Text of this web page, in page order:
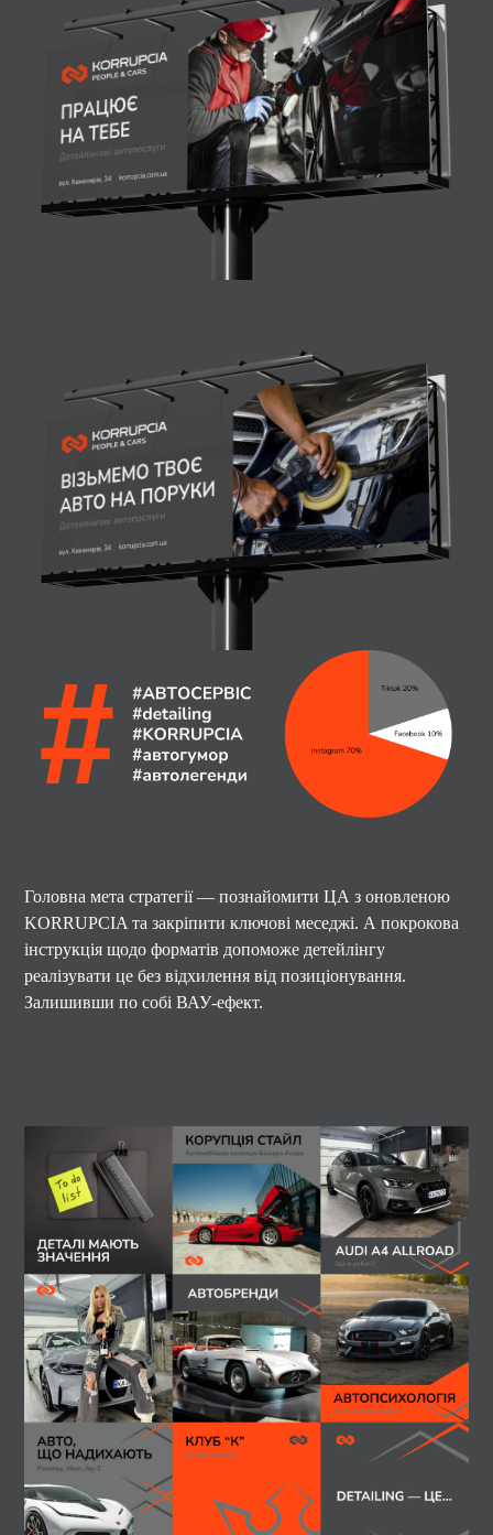
Головна мета стратегії — познайомити ЦА з оновленою
KORRUPCIA та закріпити ключові меседжі. А покрокова
інструкція щодо форматів допоможе детейлінгу
реалізувати це без відхилення від позиціонування.
Залишивши по собі ВАУ-ефект.